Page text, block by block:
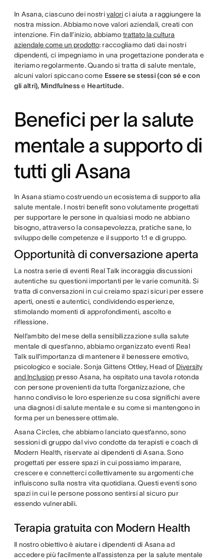
In Asana, ciascuno dei nostrivalorici aiuta a raggiungere la
nostra mission. Abbiamo nove valori aziendali, creati con
intenzione. Fin dall’inizio, abbiamotrattato la cultura
aziendale come un prodotto: raccogliamo dati dai nostri
dipendenti, ci impegniamo in una progettazione ponderata e
iteriamo regolarmente. Quando si tratta di salute mentale,
alcuni valori spiccano come Essere se stessi (con sé e con
gli altri), Mindfulnesse Heartitude.
Benefici per la salute
mentale a supporto di
tutti gli Asana
In Asana stiamo costruendo un ecosistema di supporto alla
salute mentale. I nostri benefit sono volutamente progettati
per supportare le persone in qualsiasi modo ne abbiano
bisogno, attraverso la consapevolezza, pratiche sane, lo
sviluppo delle competenze e il supporto 1:1 e di gruppo.
Opportunità di conversazione aperta
La nostra serie di eventi Real Talk incoraggia discussioni
autentiche su questioni importanti per le varie comunità. Si
tratta di conversazioni in cui creiamo spazi sicuri per essere
aperti, onesti e autentici, condividendo esperienze,
stimolando momenti di approfondimenti, ascolto e
riflessione.
Nell’ambito del mese della sensibilizzazione sulla salute
mentale di quest’anno, abbiamo organizzato eventi Real
Talk sull’importanza di mantenere il benessere emotivo,
psicologico e sociale. Sonja Gittens Ottley, Head of Diversity
and Inclusion presso Asana, ha ospitato una tavola rotonda
con persone provenienti da tutta l’organizzazione, che
hanno condiviso le loro esperienze su cosa significhi avere
una diagnosi di salute mentale e su come si mantengono in
forma per un benessere ottimale.
Asana Circles, che abbiamo lanciato quest’anno, sono
sessioni di gruppo dal vivo condotte da terapisti e coach di
Modern Health, riservate ai dipendenti di Asana. Sono
progettati per essere spazi in cui possiamo imparare,
crescere e connetterci collettivamente su argomenti che
influiscono sulla nostra vita quotidiana. Questi eventi sono
spazi in cui le persone possono sentirsi al sicuro pur
essendo vulnerabili.
Terapia gratuita con Modern Health
Il nostro obiettivo è aiutare i dipendenti di Asana ad
accedere più facilmente all’assistenza per la salute mentale